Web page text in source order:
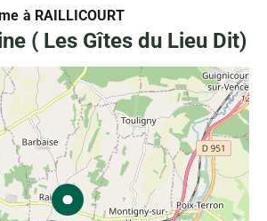
à RAILLICOURT
( Les Gîtes du Lieu Dit)